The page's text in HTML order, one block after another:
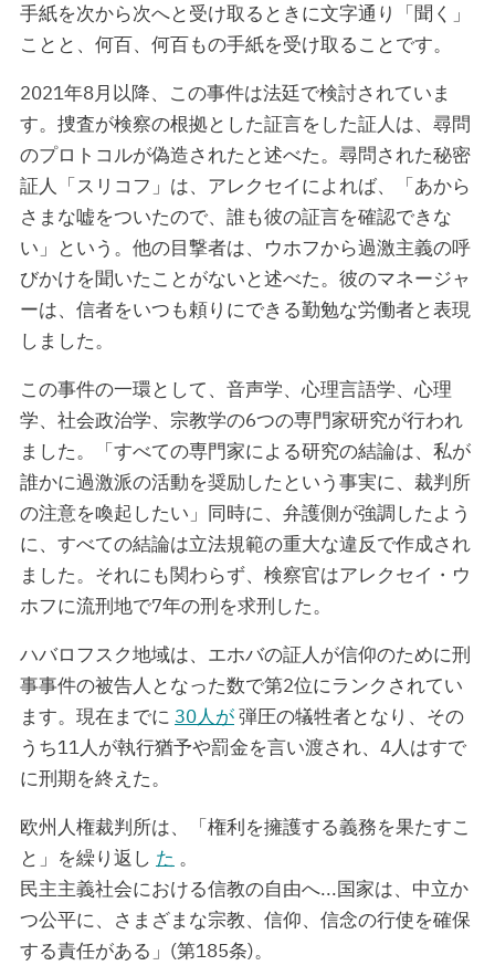
手紙を次から次へと受け取るときに文字通り「聞く」
ことと、何百、何百もの手紙を受け取ることです。
2021年8月以降、この事件は法廷で検討されていま
す。捜査が検察の根拠とした証言をした証人は、尋問
のプロトコルが偽造されたと述べた。尋問された秘密
証人「スリコフ」は、アレクセイによれば、「あから
さまな嘘をついたので、誰も彼の証言を確認できな
い」という。他の目撃者は、ウホフから過激主義の呼
びかけを聞いたことがないと述べた。彼のマネージャ
ーは、信者をいつも頼りにできる勤勉な労働者と表現
しました。
この事件の一環として、音声学、心理言語学、心理
学、社会政治学、宗教学の6つの専門家研究が行われ
ました。「すべての専門家による研究の結論は、私が
誰かに過激派の活動を奨励したという事実に、裁判所
の注意を喚起したい」同時に、弁護側が強調したよう
に、すべての結論は立法規範の重大な違反で作成され
ました。それにも関わらず、検察官はアレクセイ・ウ
ホフに流刑地で7年の刑を求刑した。
ハバロフスク地域は、エホバの証人が信仰のために刑
事事件の被告人となった数で第2位にランクされてい
ます。現在までに 30人が弾圧の犠牲者となり、その
うち11人が執行猶予や罰金を言い渡され、4人はすで
に刑期を終えた。
欧州人権裁判所は、「権利を擁護する義務を果たすこ
と」を繰り返し た 。
民主主義社会における信教の自由へ...国家は、中立か
つ公平に、さまざまな宗教、信仰、信念の行使を確保
する責任がある」(第185条)。